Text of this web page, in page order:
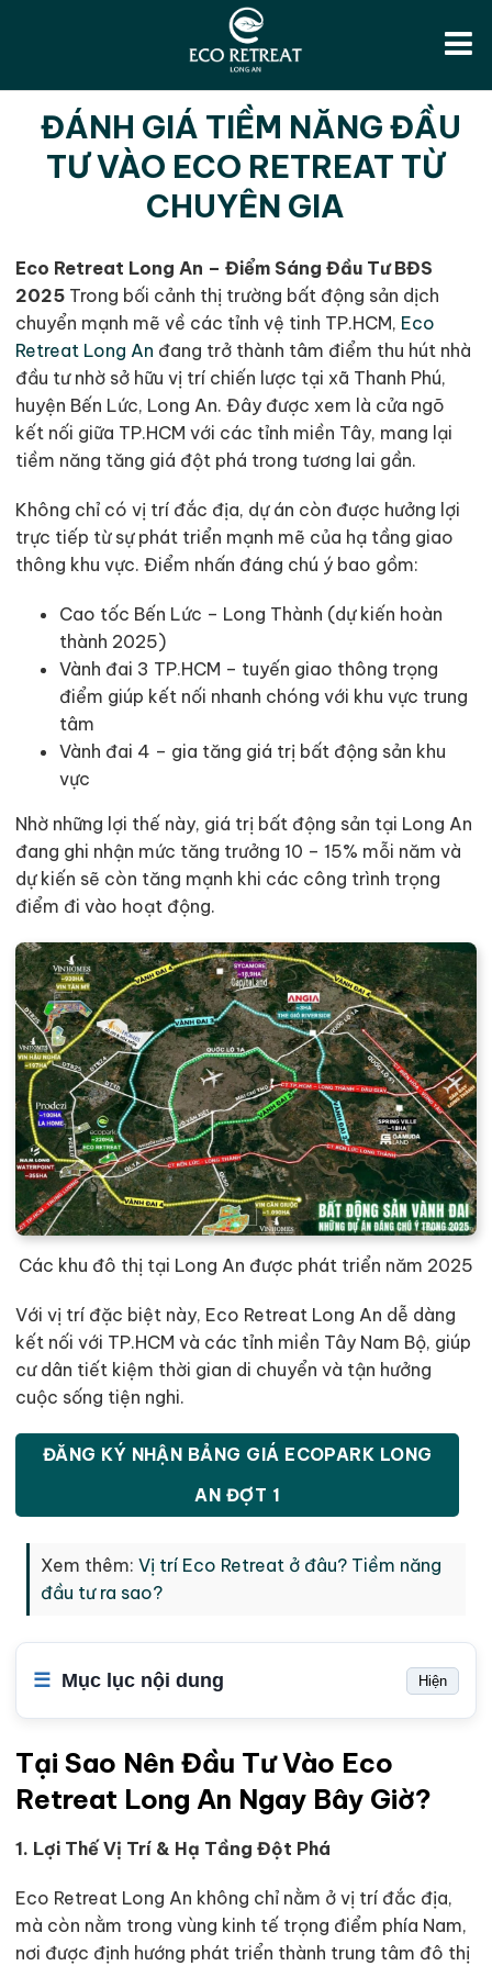
ĐÁNH GIÁ TIỀM NĂNG ĐẦU
TƯ VÀO ECO RETREAT TỪ
CHUYÊN GIA
Eco Retreat Long An – Điểm Sáng Đầu Tư BĐS
2025 Trong bối cảnh thị trường bất động sản dịch
chuyển mạnh mẽ về các tỉnh vệ tinh TP.HCM, Eco
Retreat Long An đang trở thành tâm điểm thu hút nhà
đầu tư nhờ sở hữu vị trí chiến lược tại xã Thanh Phú,
huyện Bến Lức, Long An. Đây được xem là cửa ngõ
kết nối giữa TP.HCM với các tỉnh miền Tây, mang lại
tiềm năng tăng giá đột phá trong tương lai gần.
Không chỉ có vị trí đắc địa, dự án còn được hưởng lợi
trực tiếp từ sự phát triển mạnh mẽ của hạ tầng giao
thông khu vực. Điểm nhấn đáng chú ý bao gồm:
Cao tốc Bến Lức – Long Thành (dự kiến hoàn
thành 2025)
Vành đai 3 TP.HCM – tuyến giao thông trọng
điểm giúp kết nối nhanh chóng với khu vực trung
tâm
Vành đai 4 – gia tăng giá trị bất động sản khu
vực
Nhờ những lợi thế này, giá trị bất động sản tại Long An
đang ghi nhận mức tăng trưởng 10 – 15% mỗi năm và
dự kiến sẽ còn tăng mạnh khi các công trình trọng
điểm đi vào hoạt động.
Các khu đô thị tại Long An được phát triển năm 2025
Với vị trí đặc biệt này, Eco Retreat Long An dễ dàng
kết nối với TP.HCM và các tỉnh miền Tây Nam Bộ, giúp
cư dân tiết kiệm thời gian di chuyển và tận hưởng
cuộc sống tiện nghi.
ĐĂNG KÝ NHẬN BẢNG GIÁ ECOPARK LONG
AN ĐỢT 1
Xem thêm:Vị trí Eco Retreat ở đâu? Tiềm năng
đầu tư ra sao?
Mục lục nội dung Hiện
Tại Sao Nên Đầu Tư Vào Eco
Retreat Long An Ngay Bây Giờ?
1. Lợi Thế Vị Trí & Hạ Tầng Đột Phá
Eco Retreat Long An không chỉ nằm ở vị trí đắc địa,
mà còn nằm trong vùng kinh tế trọng điểm phía Nam,
nơi được định hướng phát triển thành trung tâm đô thị